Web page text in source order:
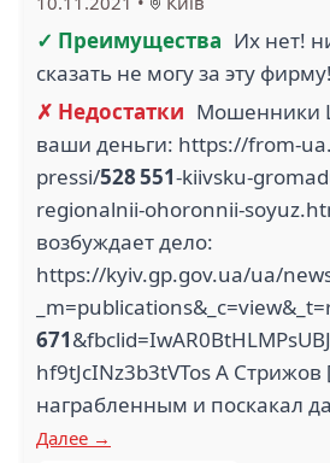
✓ Преимущества Их нет!
сказать не могу за эту фирму!
✗ Недостатки Мошенники
ваши деньги: https://from-
pressi/528 551-kiivsku-
regionalnii-ohoronnii-
возбуждает дело:
https://kyiv.gp.gov.ua/ua/
671
hf9tJcINz3b3tVTos А
награбленным и поскакал
Далее →